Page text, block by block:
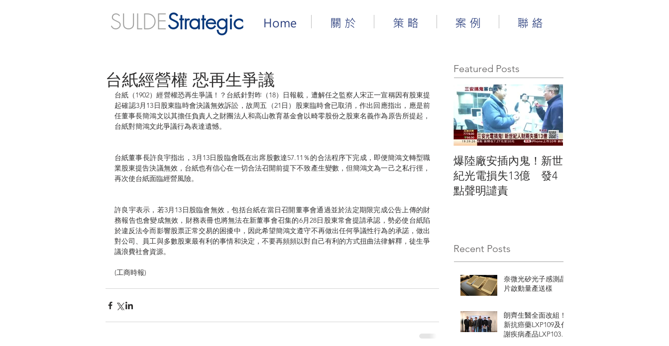
SULDEStrategic Home 關 於 策 略 案 例 聯 絡
台紙經營權 恐再生爭議
台紙（1902）經營權恐再生爭議！？台紙針對昨（18）日報載，遭解任之監察人宋正一宣稱因有股東提
起確認3月13日股東臨時會決議無效訴訟，故周五（21日）股東臨時會已取消，作出回應指出，應是前
任董事長簡鴻文以其擔任負責人之財團法人和高山教育基金會以畸零股份之股東名義作為原告所提起，
台紙對簡鴻文此爭議行為表達遺憾。
台紙董事長許良宇指出，3月13日股臨會既在出席股數達57.11％的合法程序下完成，即便簡鴻文轉型職
業股東提告決議無效，台紙也有信心在一切合法召開前提下不致產生變數，但簡鴻文為一己之私行徑，
再次使台紙面臨經營風險。
許良宇表示，若3月13日股臨會無效，包括台紙在當日召開董事會通過並於法定期限完成公告上傳的財
務報告也會變成無效，財務表冊也將無法在新董事會召集的6月28日股東常會提請承認，勢必使台紙陷
於違反法令而影響股票正常交易的困擾中，因此希望簡鴻文遵守不再做出任何爭議性行為的承諾，做出
對公司、員工與多數股東最有利的事情和決定，不要再頻頻以對自己有利的方式扭曲法律解釋，徒生爭
議浪費社會資源。
(工商時報)
Featured Posts
爆陸廠安插內鬼！新世
紀光電損失13億 發4
點聲明譴責
Recent Posts
奈微光矽光子感測晶
片啟動量產送樣
朗齊生醫全面改組！
新抗癌藥LXP109及代
謝疾病產品LXP103即